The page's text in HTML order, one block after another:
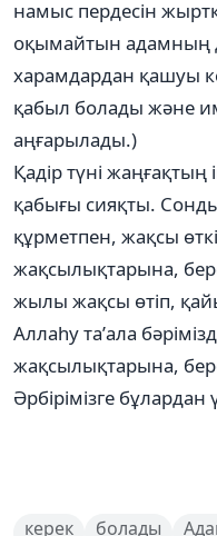
намыс пердесін
оқымайтын адамның
харамдардан қашуы
қабыл болады және
аңғарылады.)
Қадір түні жаңғақтың
қабығы сияқты.
құрметпен, жақсы
жақсылықтарына,
жылы жақсы өтіп,
Аллаһу та’ала
жақсылықтарына,
Әрбірімізге бұлардан
керек болады